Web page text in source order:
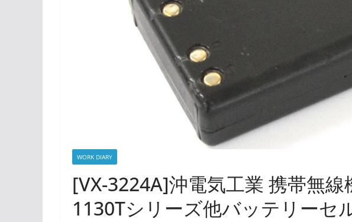
WORK DIARY
[VX-3224A]沖電気工業 携帯無
1130Tシリーズ他バッテリーセ